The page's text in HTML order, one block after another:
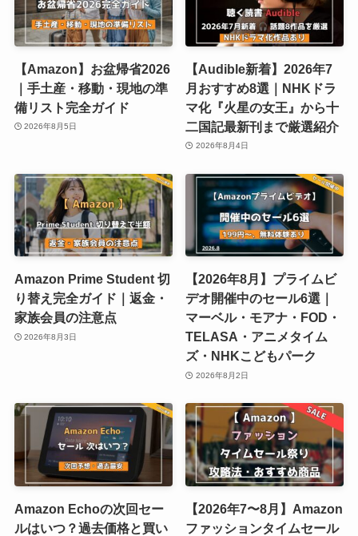
【Amazon】お盆帰省2026
｜手土産・移動・現地の準
備リスト完全ガイド
2026年8月5日
【Audible新着】2026年7
月おすすめ8選｜NHKドラ
マ化『火星の女王』から十
二国記最新刊まで厳選紹介
2026年8月4日
Amazon Prime Student 切
り替え完全ガイド｜返金・
家族会員の注意点
2026年8月3日
【2026年8月】プライムビ
デオ開催中のセール6選｜
マーベル・モアナ・FOD・
TELASA・アニメタイム
ズ・NHKこどもパーク
2026年8月2日
Amazon Echoの次回セー
ルはいつ？過去価格と買い
【2026年7〜8月】Amazon
ファッションタイムセール